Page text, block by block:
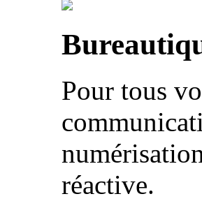
Pour tous
réactive.